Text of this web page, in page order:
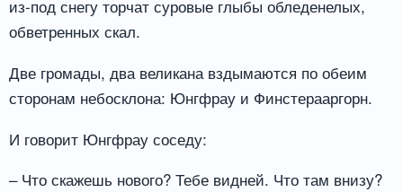
из-под снегу торчат суровые глыбы обледенелых,
обветренных скал.
Две громады, два великана вздымаются по обеим
сторонам небосклона: Юнгфрау и Финстерааргорн.
И говорит Юнгфрау соседу:
– Что скажешь нового? Тебе видней. Что там внизу?